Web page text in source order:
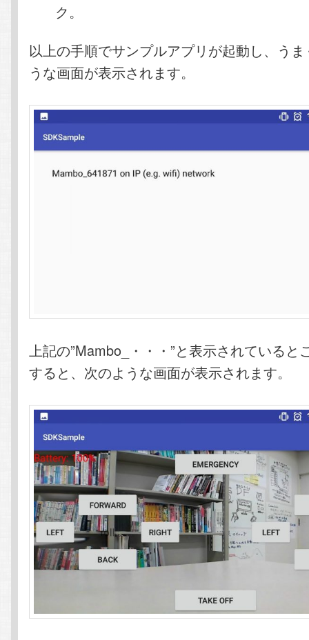
ク。
以上の手順でサンプルアプリが起動し、う
うな画面が表示されます。
上記の”Mambo_・・・”と表示されていると
すると、次のような画面が表示されます。